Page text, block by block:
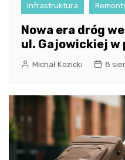
Infrastruktura
Nowa era dróg
ul. Gajowickiej w
Michał Kozicki 8